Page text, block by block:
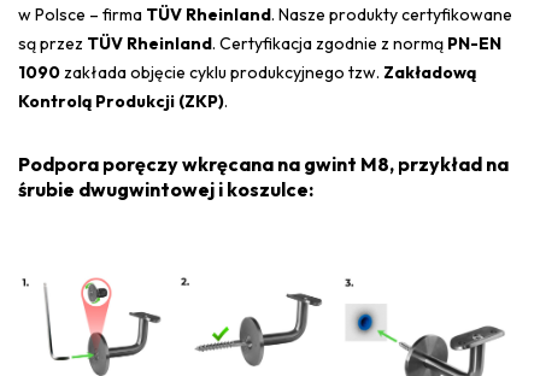
w Polsce – firma TÜV Rheinland. Nasze produkty certyfikowane
są przez TÜV Rheinland. Certyfikacja zgodnie z normą PN-EN
1090zakłada objęcie cyklu produkcyjnego tzw. Zakładową
Kontrolą Produkcji (ZKP).
Podpora poręczy wkręcana na gwint M8, przykład na
śrubie dwugwintowej i koszulce: